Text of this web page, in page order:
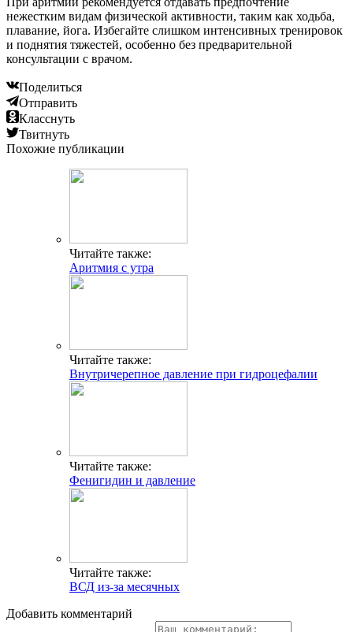
нежестким видам физической активности, таким как ходьба,
плавание, йога. Избегайте слишком интенсивных тренировок
и поднятия тяжестей, особенно без предварительной
консультации с врачом.
Поделиться
Отправить
Класснуть
Твитнуть
Похожие публикации
Читайте также:
Аритмия с утра
Читайте также:
Внутричерепное давление при гидроцефалии
Читайте также:
Фенигидин и давление
Читайте также:
ВСД из-за месячных
Добавить комментарий